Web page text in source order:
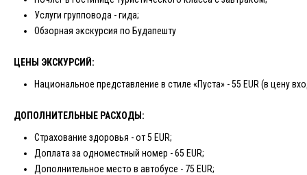
Услуги групповода - гида;
Обзорная экскурсия по Будапешту
ЦЕНЫ ЭКСКУРСИЙ:
Национальное представление в стиле «Пуста» - 55 EUR (в цену
ДОПОЛНИТЕЛЬНЫЕ РАСХОДЫ:
Страхование здоровья - от 5 EUR;
Доплата за одноместный номер - 65 EUR;
Дополнительное место в автобусе - 75 EUR;